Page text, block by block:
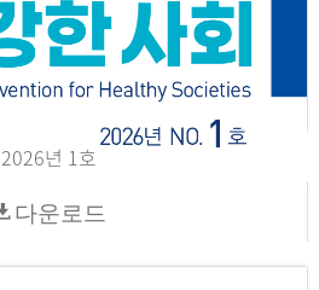
2026년 1호
다운로드